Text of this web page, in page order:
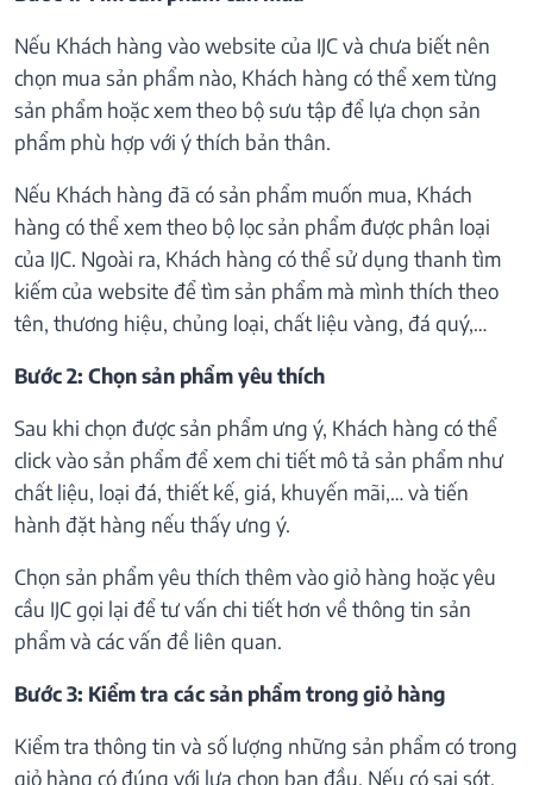
Nếu Khách hàng vào website của IJC và chưa biết nên
chọn mua sản phẩm nào, Khách hàng có thể xem từng
sản phẩm hoặc xem theo bộ sưu tập để lựa chọn sản
phẩm phù hợp với ý thích bản thân.
Nếu Khách hàng đã có sản phẩm muốn mua, Khách
hàng có thể xem theo bộ lọc sản phẩm được phân loại
của IJC. Ngoài ra, Khách hàng có thể sử dụng thanh tìm
kiếm của website để tìm sản phẩm mà mình thích theo
tên, thương hiệu, chủng loại, chất liệu vàng, đá quý,…
Bước 2: Chọn sản phẩm yêu thích
Sau khi chọn được sản phẩm ưng ý, Khách hàng có thể
click vào sản phẩm để xem chi tiết mô tả sản phẩm như
chất liệu, loại đá, thiết kế, giá, khuyến mãi,… và tiến
hành đặt hàng nếu thấy ưng ý.
Chọn sản phẩm yêu thích thêm vào giỏ hàng hoặc yêu
cầu IJC gọi lại để tư vấn chi tiết hơn về thông tin sản
phẩm và các vấn đề liên quan.
Bước 3: Kiểm tra các sản phẩm trong giỏ hàng
Kiểm tra thông tin và số lượng những sản phẩm có trong
giỏ hàng có đúng với lựa chọn ban đầu. Nếu có sai sót,